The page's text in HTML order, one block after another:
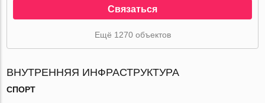
Связаться
Ещё 1270 объектов
ВНУТРЕННЯЯ ИНФРАСТРУКТУРА
СПОРТ